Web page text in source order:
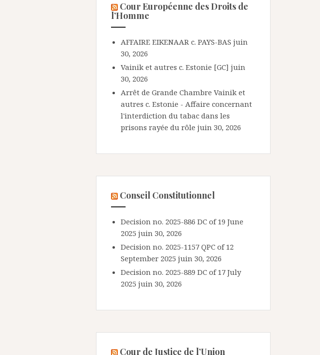
Cour Européenne des Droits de
l’Homme
AFFAIRE EIKENAAR c. PAYS-BAS juin
30, 2026
Vainik et autres c. Estonie [GC] juin
30, 2026
Arrêt de Grande Chambre Vainik et
autres c. Estonie - Affaire concernant
l'interdiction du tabac dans les
prisons rayée du rôle juin 30, 2026
Conseil Constitutionnel
Decision no. 2025-886 DC of 19 June
2025 juin 30, 2026
Decision no. 2025-1157 QPC of 12
September 2025 juin 30, 2026
Decision no. 2025-889 DC of 17 July
2025 juin 30, 2026
Cour de Justice de l’Union